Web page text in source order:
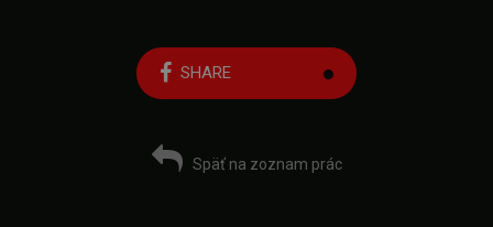
SHARE
Späť na zoznam prác